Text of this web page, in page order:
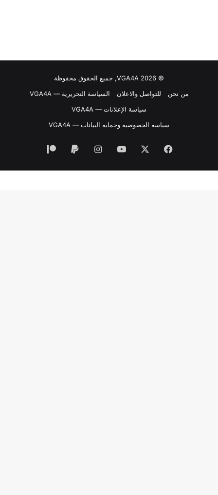
© VGA4A 2026, جميع الحقوق محفوظة
من نحن
للتواصل والاعلان
السياسة التحريرية — VGA4A
سياسة الإعلانات — VGA4A
سياسة الخصوصية وحماية البيانات — VGA4A
فيسبوك ‫YouTubeانستقرام
‏Paypal
‫Patreon